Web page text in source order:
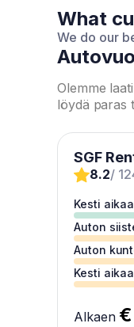
What
We do our
Olemme
löydä paras
SGF
8.2/
Kesti
Auton
Auton
Kesti
Alkaen